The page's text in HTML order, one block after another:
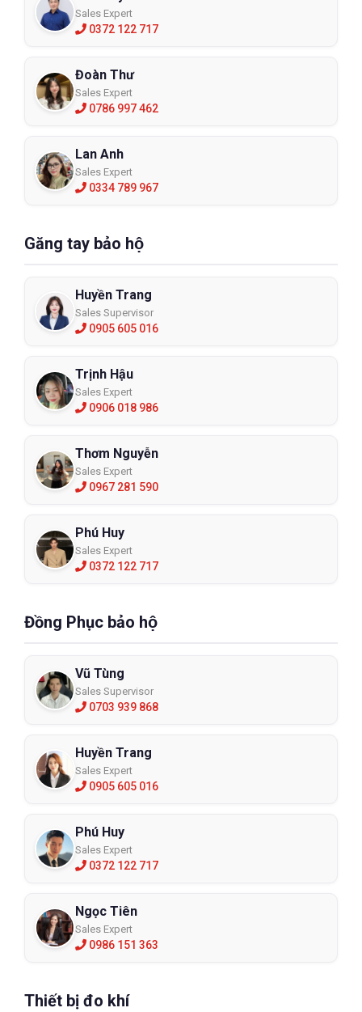
Sales Expert
0372 122 717
Đoàn Thư
Sales Expert
0786 997 462
Lan Anh
Sales Expert
0334 789 967
Găng tay bảo hộ
Huyền Trang
Sales Supervisor
0905 605 016
Trịnh Hậu
Sales Expert
0906 018 986
Thơm Nguyễn
Sales Expert
0967 281 590
Phú Huy
Sales Expert
0372 122 717
Đồng Phục bảo hộ
Vũ Tùng
Sales Supervisor
0703 939 868
Huyền Trang
Sales Expert
0905 605 016
Phú Huy
Sales Expert
0372 122 717
Ngọc Tiên
Sales Expert
0986 151 363
Thiết bị đo khí